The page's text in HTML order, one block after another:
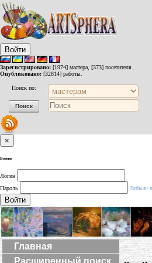
Войти
Зарегистрировано: [1974] мастера, [373] посетителя.
Опубликовано: [32814] работы.
Поиск по:
×
Войти
Логин
Пароль
Забыли
Войти
Главная